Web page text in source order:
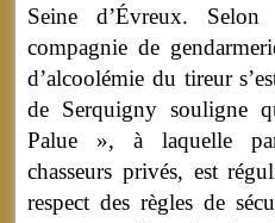
Seine d’Évreux.
compagnie de
d’alcoolémie du tireur
de Serquigny souligne
Palue », à laquelle
chasseurs privés, est
respect des règles de